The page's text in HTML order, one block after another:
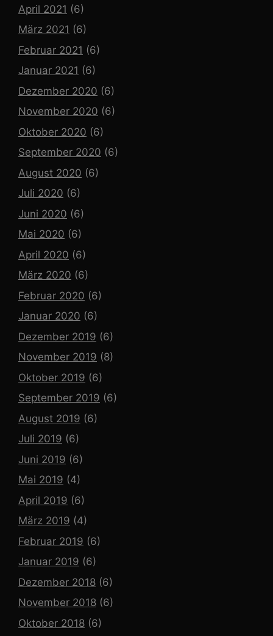
April 2021 (6)
März 2021 (6)
Februar 2021 (6)
Januar 2021 (6)
Dezember 2020 (6)
November 2020 (6)
Oktober 2020 (6)
September 2020 (6)
August 2020 (6)
Juli 2020 (6)
Juni 2020 (6)
Mai 2020 (6)
April 2020 (6)
März 2020 (6)
Februar 2020 (6)
Januar 2020 (6)
Dezember 2019 (6)
November 2019 (8)
Oktober 2019 (6)
September 2019 (6)
August 2019 (6)
Juli 2019 (6)
Juni 2019 (6)
Mai 2019 (4)
April 2019 (6)
März 2019 (4)
Februar 2019 (6)
Januar 2019 (6)
Dezember 2018 (6)
November 2018 (6)
Oktober 2018 (6)